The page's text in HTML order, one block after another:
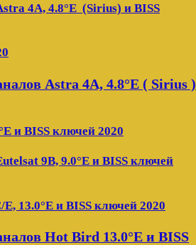
4A, 4.8°E (Sirius) и BISS
Astra 4A, 4.8°E ( Sirius )
и BISS ключей 2020
9B, 9.0°E и BISS ключей
13.0°E и BISS ключей 2020
Hot Bird 13.0°E и BISS